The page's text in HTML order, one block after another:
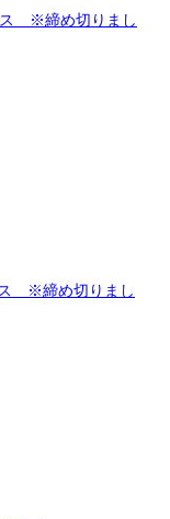
ス ※締め切りまし
※締め切りまし